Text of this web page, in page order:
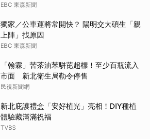
EBC 東森新聞
獨家／公車運將常開快？ 陽明交大碩生「親
上陣」找原因
EBC 東森新聞
「翰霖」苦茶油苯駢芘超標！至少百瓶流入
市面 新北衛生局勒令停售
民視新聞網
新北庇護禮盒「安好植光」亮相！DIY種植
體驗藏滿滿祝福
TVBS